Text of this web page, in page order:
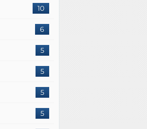
10
6
5
5
5
5